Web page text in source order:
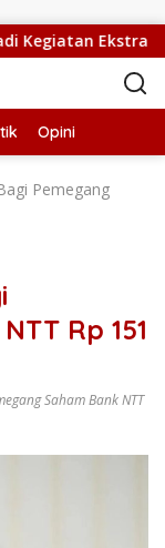
Opini
Pemegang
Rp 151
Saham Bank NTT